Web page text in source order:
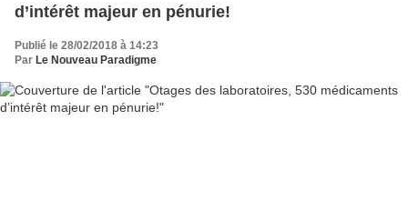
d’intérêt majeur en pénurie!
Publié le 28/02/2018 à 14:23
Par Le Nouveau Paradigme